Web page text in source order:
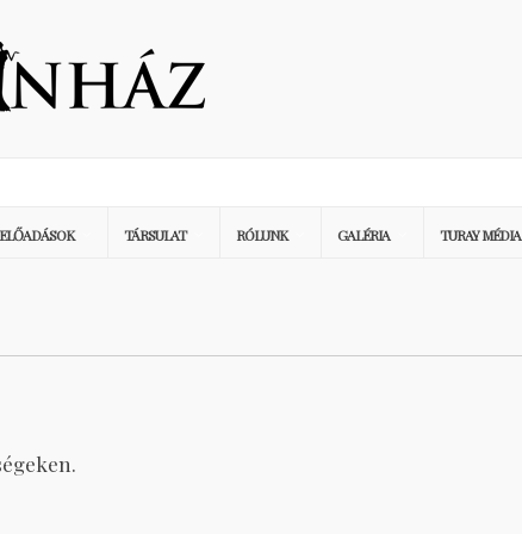
ELŐADÁSOK TÁRSULAT RÓLUNK GALÉRIA TURAY MÉDIA